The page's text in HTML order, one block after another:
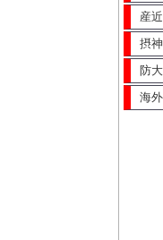
産
摂
防
海